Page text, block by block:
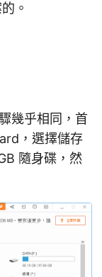
。
幾乎相同，首
，選擇儲存
隨身碟，然